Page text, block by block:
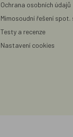
Ochrana osobních údajů
Mimosoudní řešení spot.
Testy a recenze
Nastavení cookies